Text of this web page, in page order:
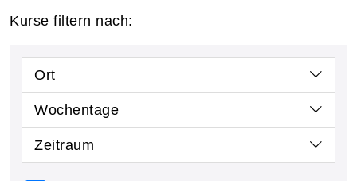
Kurse filtern nach:
Ort
Wochentage
Zeitraum